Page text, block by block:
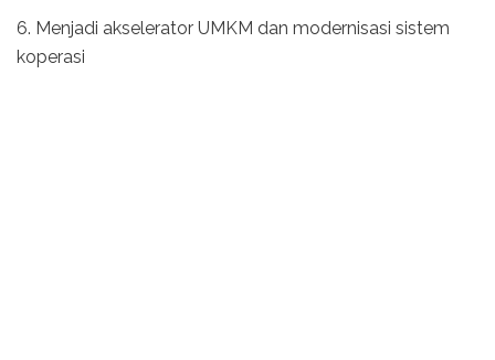
6. Menjadi akselerator UMKM dan modernisasi sistem
koperasi